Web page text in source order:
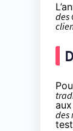
des
des